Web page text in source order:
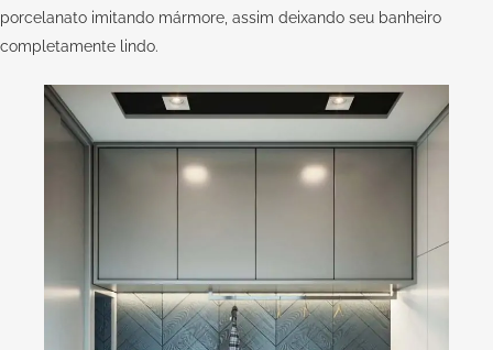
porcelanato imitando mármore, assim deixando seu banheiro
completamente lindo.